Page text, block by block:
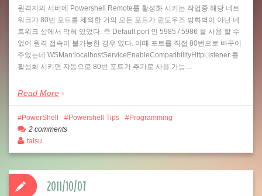
원격지의 서버에 Powershell Remote를 활성화 시키는 작업중 해당 네트
워크가 80번 포트를 제외한 거의 모든 포트가 윈도우즈 방화벽이 아닌 네
트워크 상에서 막혀 있었다. 즉 Default port 인 5985 / 5986 을 사용 할 수
없어 원격 접속이 불가능한 경우 였다. 이때 포트를 직접 80번으로 바꾸어
주었는데 WSMan:localhostServiceEnableCompatibilityHttpListener 를
활성화 시키면 자동으로 80번 포트가 추가로 사용 가능…
Read More
PowerShell Powershell Tips
Programming
2 comments
talsu
2011/10/07